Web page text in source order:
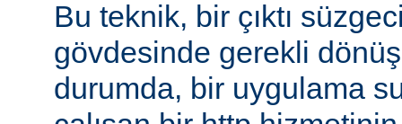
Bu teknik, bir çıktı
gövdesinde gerekli
durumda, bir uygulama